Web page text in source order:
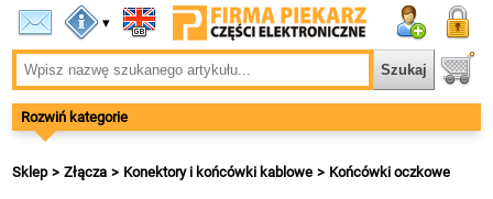
▾
Rozwiń kategorie
Sklep Złącza Konektory i końcówki kablowe Końcówki oczkowe